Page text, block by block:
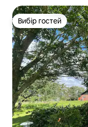
Вибір гостей
Вибір гостей